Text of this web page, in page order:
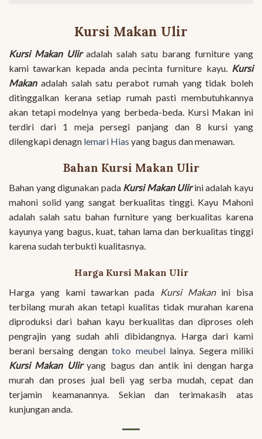
Kursi Makan Ulir
Kursi Makan Uliradalah salah satu barang furniture yang
kami tawarkan kepada anda pecinta furniture kayu. Kursi
Makanadalah salah satu perabot rumah yang tidak boleh
ditinggalkan kerana setiap rumah pasti membutuhkannya
akan tetapi modelnya yang berbeda-beda. Kursi Makan ini
terdiri dari 1 meja persegi panjang dan 8 kursi yang
dilengkapi denagn lemari Hias yang bagus dan menawan.
Bahan Kursi Makan Ulir
Bahan yang digunakan pada Kursi Makan Ulirini adalah kayu
mahoni solid yang sangat berkualitas tinggi. Kayu Mahoni
adalah salah satu bahan furniture yang berkualitas karena
kayunya yang bagus, kuat, tahan lama dan berkualitas tinggi
karena sudah terbukti kualitasnya.
Harga Kursi Makan Ulir
Harga yang kami tawarkan pada Kursi Makanini bisa
terbilang murah akan tetapi kualitas tidak murahan karena
diproduksi dari bahan kayu berkualitas dan diproses oleh
pengrajin yang sudah ahli dibidangnya. Harga dari kami
berani bersaing dengantoko meubellainya. Segera miliki
Kursi Makan Uliryang bagus dan antik ini dengan harga
murah dan proses jual beli yag serba mudah, cepat dan
terjamin keamanannya. Sekian dan terimakasih atas
kunjungan anda.